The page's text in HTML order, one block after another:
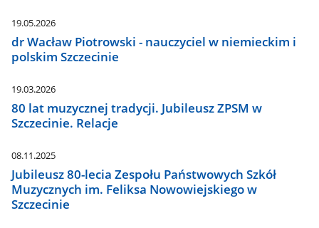
19.05.2026
dr Wacław Piotrowski - nauczyciel w niemieckim i
polskim Szczecinie
19.03.2026
80 lat muzycznej tradycji. Jubileusz ZPSM w
Szczecinie. Relacje
08.11.2025
Jubileusz 80-lecia Zespołu Państwowych Szkół
Muzycznych im. Feliksa Nowowiejskiego w
Szczecinie